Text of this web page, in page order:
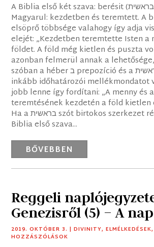
A Biblia első két szava: berésit (בראשית) és bárá (ברא).
Magyarul: kezdetben és teremtett. A
elsöprő többsége valahogy így adja
elejét: „Kezdetben teremtette Isten a
földet. A föld még kietlen és puszta
azonban felmerül annak a
szóban a héber ב prepozíció és a ראשית főnév talán
inkább időhatározói mellékmondatot
jobb lenne így fordítani: „A menny és
teremtésének kezdetén a föld kietlen
Ha a בראשית szót birtokos szerkezet részeként értjük, a
Biblia első szava...
BŐVEBBEN
Reggeli
Genezisről (5) – A
2019. OKTÓBER 3. |DIVINITY,ELMÉLKEDÉSEK
HOZZÁSZÓLÁSOK